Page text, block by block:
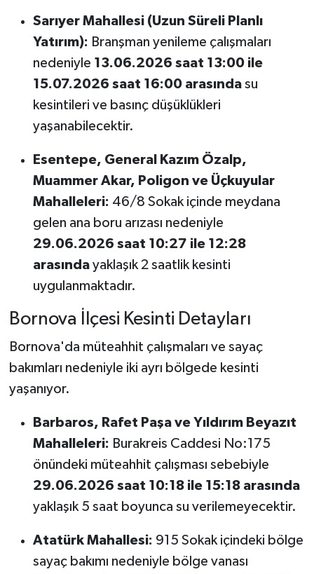
Sarıyer Mahallesi (Uzun Süreli Planlı
Yatırım): Branşman yenileme çalışmaları
nedeniyle 13.06.2026 saat 13:00 ile
15.07.2026 saat 16:00 arasındasu
kesintileri ve basınç düşüklükleri
yaşanabilecektir.
Esentepe, General Kazım Özalp,
Muammer Akar, Poligon ve Üçkuyular
Mahalleleri: 46/8 Sokak içinde meydana
gelen ana boru arızası nedeniyle
29.06.2026 saat 10:27 ile 12:28
arasındayaklaşık 2 saatlik kesinti
uygulanmaktadır.
Bornova İlçesi Kesinti Detayları
Bornova'da müteahhit çalışmaları ve sayaç
bakımları nedeniyle iki ayrı bölgede kesinti
yaşanıyor.
Barbaros, Rafet Paşa ve Yıldırım Beyazıt
Mahalleleri: Burakreis Caddesi No:175
önündeki müteahhit çalışması sebebiyle
29.06.2026 saat 10:18 ile 15:18 arasında
yaklaşık 5 saat boyunca su verilemeyecektir.
Atatürk Mahallesi: 915 Sokak içindeki bölge
sayaç bakımı nedeniyle bölge vanası